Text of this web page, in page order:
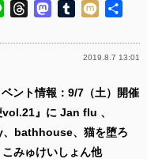
Line ThreadsMastodon
Tumblr
Mixi
2019.8.7 13:01
ベント情報：9/7（土）開催
vol.21』に Jan flu 、
bathhouse、猫を堕ろ
みゅけいしょん他